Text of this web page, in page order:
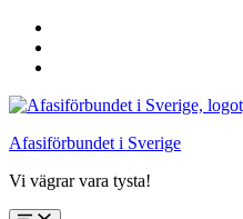
sidfoten
Afasiförbundet i Sverige
Vi vägrar vara tysta!